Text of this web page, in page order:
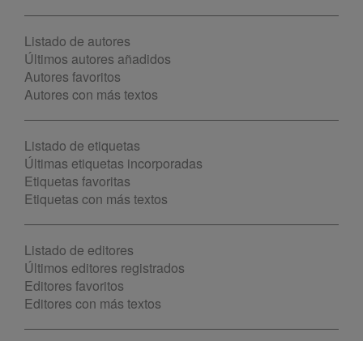
Listado de autores
Últimos autores añadidos
Autores favoritos
Autores con más textos
Listado de etiquetas
Últimas etiquetas incorporadas
Etiquetas favoritas
Etiquetas con más textos
Listado de editores
Últimos editores registrados
Editores favoritos
Editores con más textos